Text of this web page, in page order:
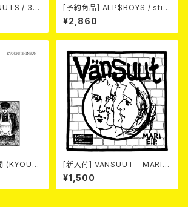
/ 30t
(7"EP)
[予約商品] ALP$BOYS / still
alps (LP) 2026年8月12日発
売予定!!
¥2,860
(KYOUF
【8月15
[新入荷] VÄNSUUT - MARI
E.P. (7"EP)
¥1,500